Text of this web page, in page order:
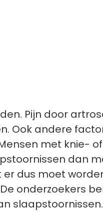
Pijn door
Ook andere
met knie-
dan
dus moet
onderzoekers
slaapstoornissen.